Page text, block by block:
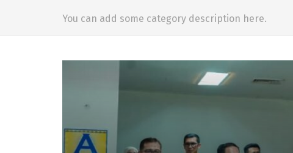
You can add some category description here.